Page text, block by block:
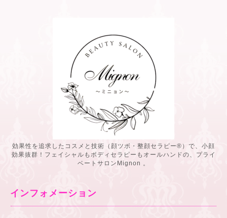
効果性を追求したコスメと技術（顔ツボ・整顔セラピー®️）で、小顔
効果抜群！フェイシャルもボディセラピーもオールハンドの、プライ
ベートサロンMignon 。
インフォメーション